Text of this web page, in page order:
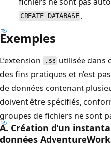
CREATE DATABASE .
Exemples
L’extension .ss utilisée dans
des fins pratiques et n’est
de données contenant
doivent être spécifiés,
groupes de fichiers ne sont
A. Création d'un
données